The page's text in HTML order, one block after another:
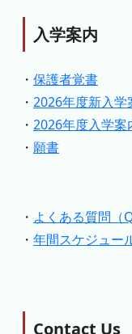
入学案内
・ 保護者覚書
・ 2026年度新入学
・ 2026年度入学案
・ 願書
・ よくある質問（
・ 年間スケジュー
Contact Us